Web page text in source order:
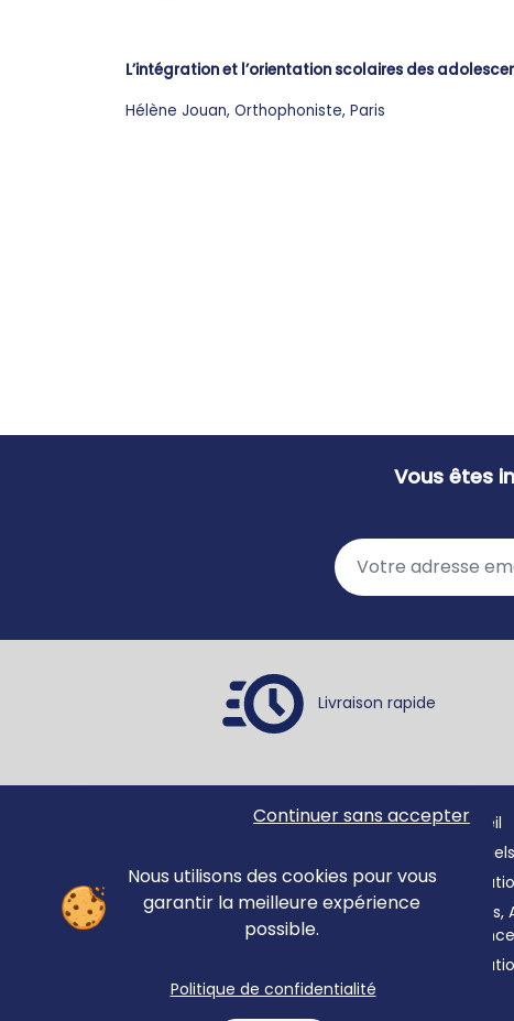
L’intégration et l’orientation scolaires des
Hélène Jouan, Orthophoniste, Paris
Vous êtes
Livraison rapide
62330 ISBERGUES
+33 (0)3 21 61 94 94
Accueil
Continuer sans accepter
Nous utilisons des cookies pour vous
garantir la meilleure expérience
possible.
Politique de confidentialité